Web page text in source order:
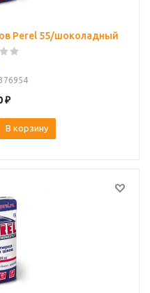
Perel 55/шоколадный
₽
В корзину